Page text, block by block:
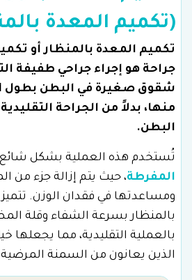
(تكميم المعدة
تكميم المعدة بالمنظار أو
منها، بدلاً من الجراحة
البطن.
تُستخدم هذه العملية بشكل
المفرطة، حيث يتم إزالة جزء من
ومساعدتها في فقدان الوزن.
بالمنظار بسرعة الشفاء وقلة
بالعملية التقليدية، مما يجعلها
الذين يعانون من السمنة